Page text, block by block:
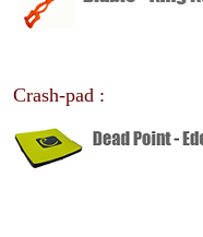
Crash-pad :